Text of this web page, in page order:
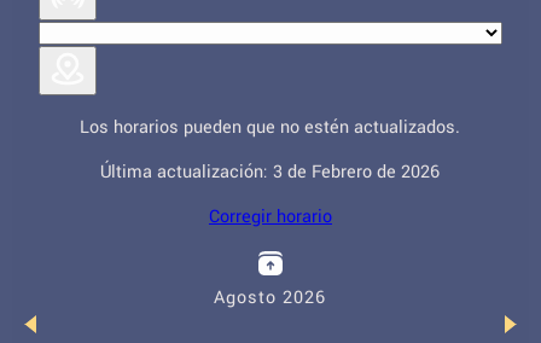
Los horarios pueden que no estén actualizados.
Última actualización: 3 de Febrero de 2026
Corregir horario
Agosto 2026